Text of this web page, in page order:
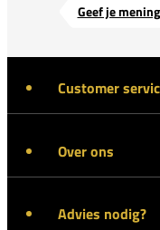
Geef je mening
Customer
Over ons
Advies nodig?